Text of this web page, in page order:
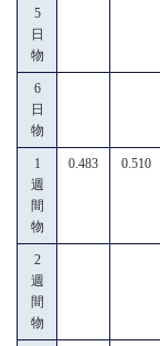
5
日
物
6
日
物
1
週
間
物
0.483 0.510
2
週
間
物